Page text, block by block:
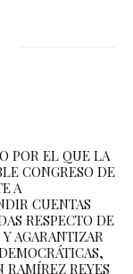
POR EL QUE LA
CONGRESO DE
A
CUENTAS
RESPECTO DE
AGARANTIZAR
RAMÍREZ REYES